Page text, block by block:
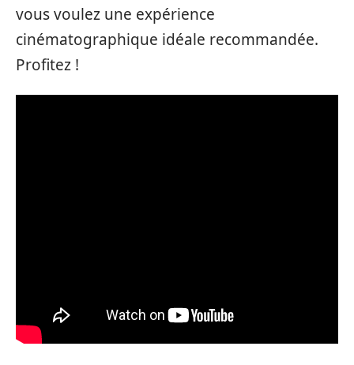
vous voulez une expérience
cinématographique idéale recommandée.
Profitez !